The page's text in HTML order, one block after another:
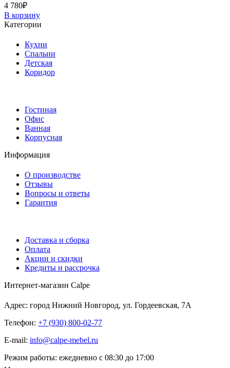
4 780₽
В корзину
Категории
Кухни
Спальни
Детская
Коридор
Гостиная
Офис
Ванная
Корпусная
Информация
О производстве
Отзывы
Вопросы и ответы
Гарантия
Доставка и сборка
Оплата
Акции и скидки
Кредиты и рассрочка
Интернет-магазин Calpe
Адрес: город Нижний Новгород, ул. Гордеевская, 7А
Телефон: +7 (930) 800-02-77
E-mail: info@calpe-mebel.ru
Режим работы: ежедневно с 08:30 до 17:00